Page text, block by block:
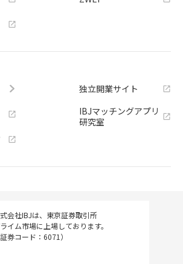
独立開業サイト
IBJマッチングアプリ
研究室
会社IBJは、東京証券取引所
イム市場に上場しております。
証券コード：6071）